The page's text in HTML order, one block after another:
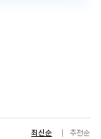
최신순 추천순